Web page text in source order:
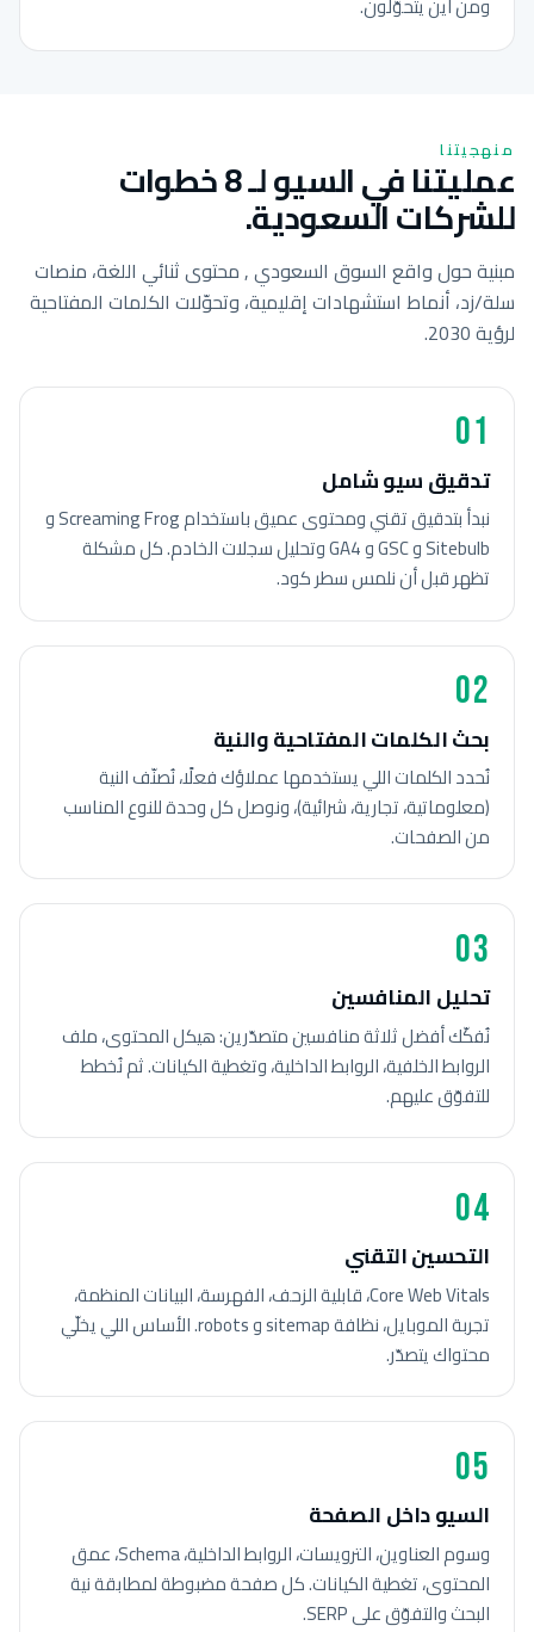
منهجيتنا
عمليتنا في السيو لـ 8 خطوات
للشركات السعودية.
مبنية حول واقع السوق السعودي , محتوى ثنائي اللغة، منصات
سلة/زد، أنماط استشهادات إقليمية، وتحوّلات الكلمات المفتاحية
لرؤية 2030.
01
تدقيق سيو شامل
نبدأ بتدقيق تقني ومحتوى عميق باستخدام Screaming Frog و
Sitebulb و GSC و GA4 وتحليل سجلات الخادم. كل مشكلة
تظهر قبل أن نلمس سطر كود.
02
بحث الكلمات المفتاحية والنية
نُحدد الكلمات اللي يستخدمها عملاؤك فعلًا، نُصنّف النية
(معلوماتية، تجارية، شرائية)، ونوصل كل وحدة للنوع المناسب
من الصفحات.
03
تحليل المنافسين
نُفكّك أفضل ثلاثة منافسين متصدّرين: هيكل المحتوى، ملف
الروابط الخلفية، الروابط الداخلية، وتغطية الكيانات. ثم نُخطط
للتفوّق عليهم.
04
التحسين التقني
Core Web Vitals، قابلية الزحف، الفهرسة، البيانات المنظمة،
تجربة الموبايل، نظافة sitemap و robots. الأساس اللي يخلّي
محتواك يتصدّر.
05
السيو داخل الصفحة
وسوم العناوين، الترويسات، الروابط الداخلية، Schema، عمق
المحتوى، تغطية الكيانات. كل صفحة مضبوطة لمطابقة نية
البحث والتفوّق على SERP.